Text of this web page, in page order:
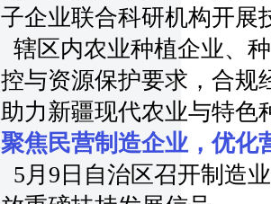
子企业联合科研机构开展
辖区内农业种植企业、
控与资源保护要求，合规
助力新疆现代农业与特色
聚焦民营制造企业，优化
5月9日自治区召开制造